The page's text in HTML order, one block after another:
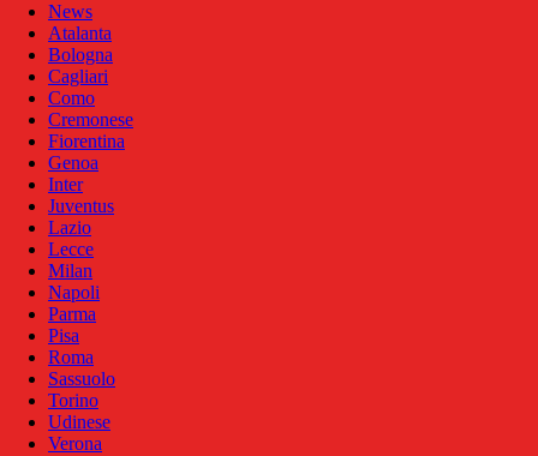
News
Atalanta
Bologna
Cagliari
Como
Cremonese
Fiorentina
Genoa
Inter
Juventus
Lazio
Lecce
Milan
Napoli
Parma
Pisa
Roma
Sassuolo
Torino
Udinese
Verona